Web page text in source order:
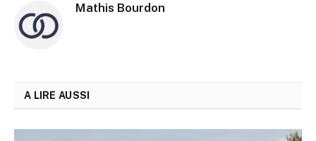
Mathis Bourdon
A LIRE AUSSI